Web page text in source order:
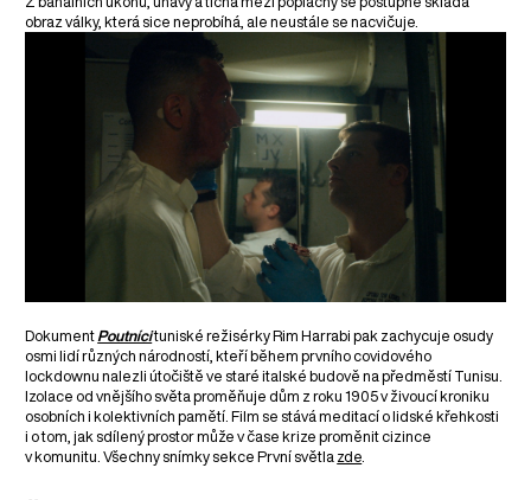
obraz války, která sice neprobíhá, ale neustále se nacvičuje.
Dokument Poutnícituniské režisérky Rim Harrabi pak zachycuje osudy
osmi lidí různých národností, kteří během prvního covidového
lockdownu nalezli útočiště ve staré italské budově na předměstí Tunisu.
Izolace od vnějšího světa proměňuje dům z roku 1905 v živoucí kroniku
osobních i kolektivních pamětí. Film se stává meditací o lidské křehkosti
i o tom, jak sdílený prostor může v čase krize proměnit cizince
v komunitu. Všechny snímky sekce První světla zde